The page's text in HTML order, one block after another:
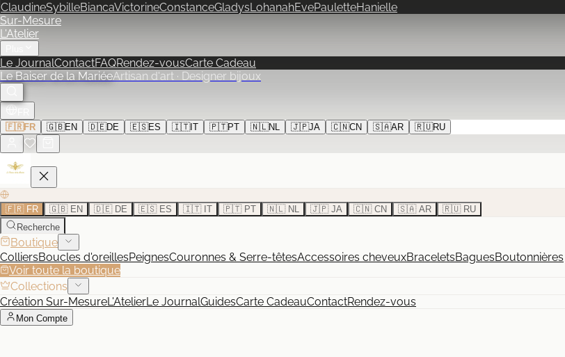
ClaudineSybilleBiancaVictorineConstanceGladysLohanahEvePauletteHanielle
Sur-Mesure
L'Atelier
Le JournalContactFAQRendez-vousCarte Cadeau
Le Baiser de la MariéeArtisan d'art · Designer bijoux
🇫🇷 FR 🇬🇧EN 🇩🇪DE 🇪🇸ES 🇮🇹IT 🇵🇹PT 🇳🇱NL 🇯🇵JA 🇨🇳CN 🇸🇦AR 🇷🇺RU
🇫🇷 FR 🇬🇧 EN 🇩🇪 DE 🇪🇸 ES 🇮🇹 IT 🇵🇹 PT 🇳🇱 NL 🇯🇵 JA 🇨🇳 CN 🇸🇦 AR
🇷🇺 RU
Recherche
Boutique
ColliersBoucles d'oreillesPeignesCouronnes & Serre-têtesAccessoires cheveuxBraceletsBaguesBoutonnières
Voir toute la boutique
Collections
Création Sur-MesureL'AtelierLe JournalGuidesCarte CadeauContactRendez-vous
Mon Compte